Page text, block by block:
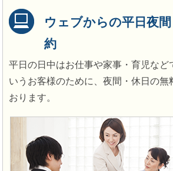
ウェブからの平日夜
約
平日の日中はお仕事や家事・育児など
いうお客様のために、夜間・休日の無
おります。